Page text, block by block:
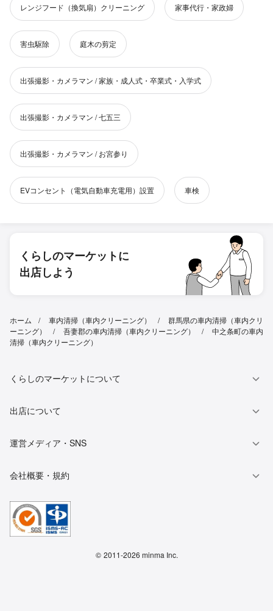
レンジフード（換気扇）クリーニング 家事代行・家政婦
害虫駆除 庭木の剪定
出張撮影・カメラマン / 家族・成人式・卒業式・入学式
出張撮影・カメラマン / 七五三
出張撮影・カメラマン / お宮参り
EVコンセント（電気自動車充電用）設置 車検
くらしのマーケットに
出店しよう
ホーム 車内清掃（車内クリーニング）
群馬県の車内清掃（車内クリ
ーニング）
吾妻郡の車内清掃（車内クリーニング）
中之条町の車内
清掃（車内クリーニング）
くらしのマーケットについて
出店について
運営メディア・SNS
会社概要・規約
© 2011-2026 minma Inc.